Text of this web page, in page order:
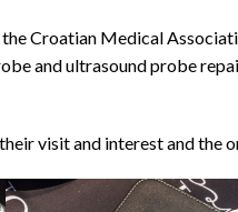
Croatian Medical
and ultrasound probe
visit and interest and the